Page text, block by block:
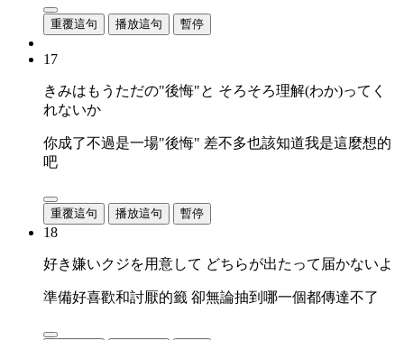
重覆這句 播放這句 暫停
17
きみはもうただの"後悔"と そろそろ理解(わか)ってく
れないか
你成了不過是一場"後悔" 差不多也該知道我是這麼想的
吧
重覆這句 播放這句 暫停
18
好き嫌いクジを用意して どちらが出たって届かないよ
準備好喜歡和討厭的籤 卻無論抽到哪一個都傳達不了